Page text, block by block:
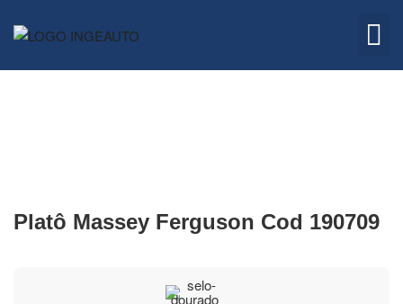
Platô Massey Ferguson Cod 190709